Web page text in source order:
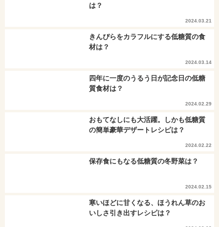
は？
2024.03.21
きんぴらをカラフルにする低糖質の食
材は？
2024.03.14
四年に一度のうるう日が記念日の低糖
質食材は？
2024.02.29
おもてなしにも大活躍。しかも低糖質
の簡単豪華デザートレシピは？
2024.02.22
保存食にもなる低糖質の冬野菜は？
2024.02.15
寒いほどに甘くなる、ほうれん草のお
いしさ引き出すレシピは？